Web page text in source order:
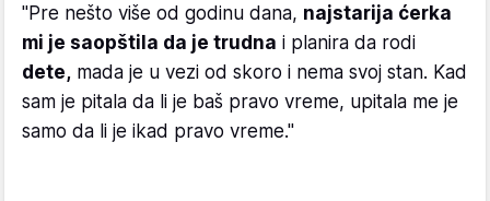
"Pre nešto više od godinu dana, najstarija ćerka
mi je saopštila da je trudna i planira da rodi
dete, mada je u vezi od skoro i nema svoj stan. Kad
sam je pitala da li je baš pravo vreme, upitala me je
samo da li je ikad pravo vreme."